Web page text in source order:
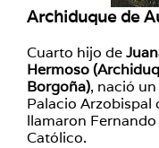
Archiduque de
Cuarto hijo de
Hermoso
Borgoña), nació
Palacio Arzobispal
llamaron
Católico.